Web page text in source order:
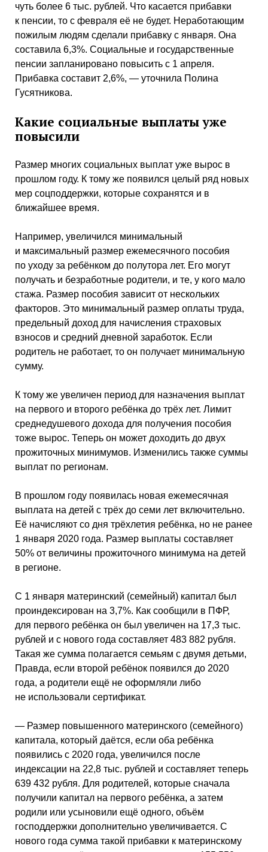
чуть более 6 тыс. рублей. Что касается прибавки
к пенсии, то с февраля её не будет. Неработающим
пожилым людям сделали прибавку с января. Она
составила 6,3%. Социальные и государственные
пенсии запланировано повысить с 1 апреля.
Прибавка составит 2,6%, — уточнила Полина
Гусятникова.
Какие социальные выплаты уже
повысили
Размер многих социальных выплат уже вырос в
прошлом году. К тому же появился целый ряд новых
мер соцподдержки, которые сохранятся и в
ближайшее время.
Например, увеличился минимальный
и максимальный размер ежемесячного пособия
по уходу за ребёнком до полутора лет. Его могут
получать и безработные родители, и те, у кого мало
стажа. Размер пособия зависит от нескольких
факторов. Это минимальный размер оплаты труда,
предельный доход для начисления страховых
взносов и средний дневной заработок. Если
родитель не работает, то он получает минимальную
сумму.
К тому же увеличен период для назначения выплат
на первого и второго ребёнка до трёх лет. Лимит
среднедушевого дохода для получения пособия
тоже вырос. Теперь он может доходить до двух
прожиточных минимумов. Изменились также суммы
выплат по регионам.
В прошлом году появилась новая ежемесячная
выплата на детей с трёх до семи лет включительно.
Её начисляют со дня трёхлетия ребёнка, но не ранее
1 января 2020 года. Размер выплаты составляет
50% от величины прожиточного минимума на детей
в регионе.
С 1 января материнский (семейный) капитал был
проиндексирован на 3,7%. Как сообщили в ПФР,
для первого ребёнка он был увеличен на 17,3 тыс.
рублей и с нового года составляет 483 882 рубля.
Такая же сумма полагается семьям с двумя детьми,
Правда, если второй ребёнок появился до 2020
года, а родители ещё не оформляли либо
не использовали сертификат.
— Размер повышенного материнского (семейного)
капитала, который даётся, если оба ребёнка
появились с 2020 года, увеличился после
индексации на 22,8 тыс. рублей и составляет теперь
639 432 рубля. Для родителей, которые сначала
получили капитал на первого ребёнка, а затем
родили или усыновили ещё одного, объём
господдержки дополнительно увеличивается. С
нового года сумма такой прибавки к материнскому